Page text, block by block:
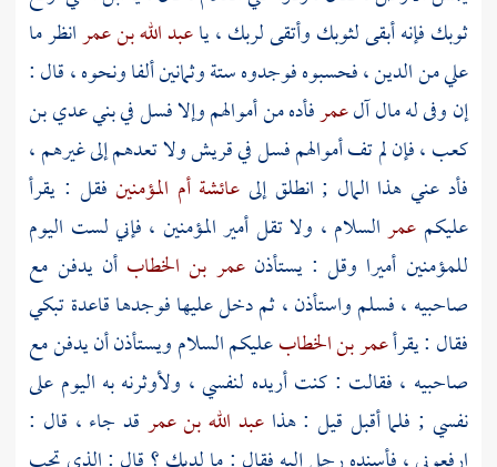
ثوبك فإنه أبقى لثوبك وأتقى لربك ، ياعبد الله بن عمرانظر ما
علي من الدين ، فحسبوه فوجدوه ستة وثمانين ألفا ونحوه ، قال :
إن وفى له مال آلعمرفأده من أموالهم وإلا فسل فيبني عدي بن
كعب، فإن لم تف أموالهم فسل فيقريشولا تعدهم إلى غيرهم ،
فأد عني هذا المال ; انطلق إلى عائشة أم المؤمنين فقل : يقرأ
عليكم عمرالسلام ، ولا تقل أمير المؤمنين ، فإني لست اليوم
للمؤمنين أميرا وقل : يستأذنعمر بن الخطابأن يدفن مع
صاحبيه ، فسلم واستأذن ، ثم دخل عليها فوجدها قاعدة تبكي
فقال : يقرأعمر بن الخطابعليكم السلام ويستأذن أن يدفن مع
صاحبيه ، فقالت : كنت أريده لنفسي ، ولأوثرنه به اليوم على
نفسي ; فلما أقبل قيل : هذاعبد الله بن عمر قد جاء ، قال :